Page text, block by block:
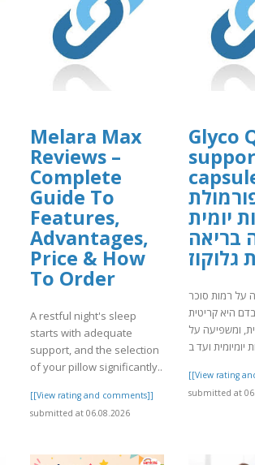
Melara Max
Reviews –
Complete
Guide To
Features,
Advantages,
Price & How
To Order
A restful night's sleep
starts with adequate
support, and the selection
of your pillow significantly..
[[View rating and comments]]
submitted at 06.08.2026
Glyco
יומית
בריאה
גלוקוז
על רמות סוכר
היא קריטית
ומשפיעה על
[[View rating
submitted at